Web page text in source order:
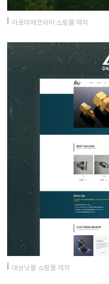
아로마에프아이 쇼핑몰 제작
대성닛블 쇼핑몰 제작